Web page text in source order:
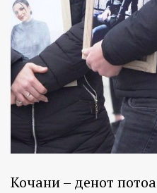
Кочани – денот потоа